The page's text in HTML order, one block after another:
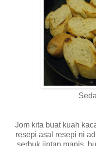
Jom kita buat kuah
resepi asal resepi ni
serbuk jintan manis,